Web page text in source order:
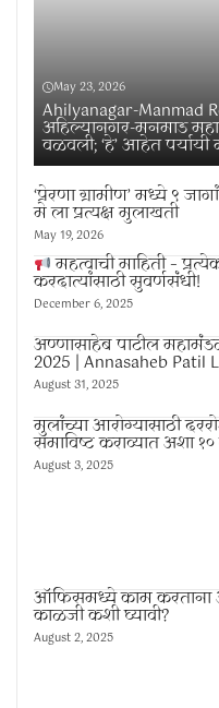
May 23, 2026
Ahilyanagar-Manmad
अहिल्यानगर-मनमाड
वळवली; ‘हे’ आहेत पर्यायी
‘प्रेरणा ग्रामीण’ मध्ये ९
मे ला प्रत्यक्ष मुलाखती
May 19, 2026
महत्वाची माहिती –
करदात्यांसाठी सुवर्णसंधी!
December 6, 2025
अण्णासाहेब पाटील
2025 | Annasaheb Patil
August 31, 2025
मुलांच्या आरोग्यासाठी
समाविष्ट कराव्यात अशा १०
August 3, 2025
ऑफिसमध्ये काम करताना
काळजी कशी घ्यावी?
August 2, 2025